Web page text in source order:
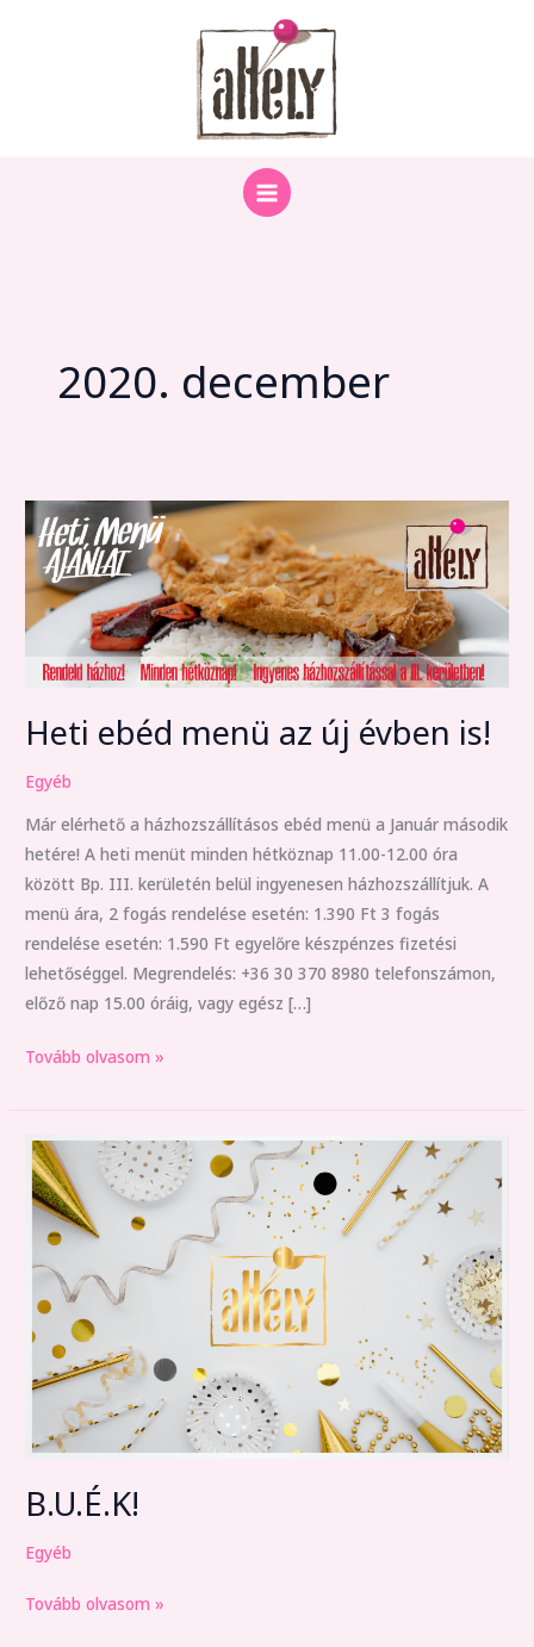
2020. december
Heti ebéd menü az új évben is!
Egyéb
Már elérhető a házhozszállításos ebéd menü a Január második
hetére! A heti menüt minden hétköznap 11.00-12.00 óra
között Bp. III. kerületén belül ingyenesen házhozszállítjuk. A
menü ára, 2 fogás rendelése esetén: 1.390 Ft 3 fogás
rendelése esetén: 1.590 Ft egyelőre készpénzes fizetési
lehetőséggel. Megrendelés: +36 30 370 8980 telefonszámon,
előző nap 15.00 óráig, vagy egész […]
Heti
ebéd
menü
új
évben
Tovább olvasom »
B.U.É.K!
Egyéb
B.U.É.K!
Tovább olvasom »